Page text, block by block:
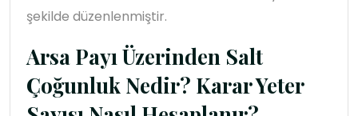
şekilde düzenlenmiştir.
Arsa Payı Üzerinden Salt
Çoğunluk Nedir? Karar Yeter